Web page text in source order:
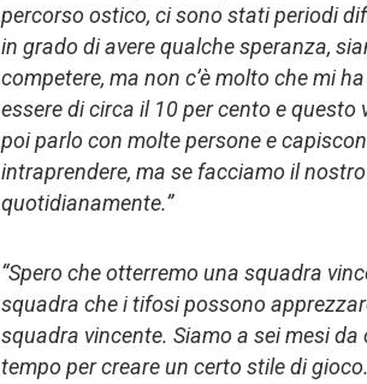
percorso ostico, ci sono stati periodi
in grado di avere qualche speranza,
competere, ma non c’è molto che mi
essere di circa il 10 per cento e
poi parlo con molte persone e
intraprendere, ma se facciamo il
quotidianamente.”
“Spero che otterremo una squadra
squadra che i tifosi possono
squadra vincente. Siamo a sei mesi da
tempo per creare un certo stile di